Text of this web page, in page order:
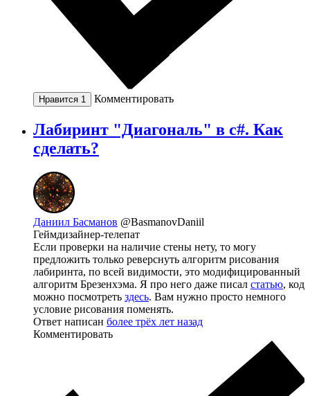
Нравится 1 Комментировать
Лабиринт "Диагональ" в c#. Как
сделать?
Даниил Басманов @BasmanovDaniil
Геймдизайнер-телепат
Если проверки на наличие стены нету, то могу
предложить только реверснуть алгоритм рисования
лабиринта, по всей видимости, это модифицированный
алгоритм Брезенхэма. Я про него даже писал статью, код
можно посмотреть здесь. Вам нужно просто немного
условие рисования поменять.
Ответ написан более трёх лет назад
Комментировать